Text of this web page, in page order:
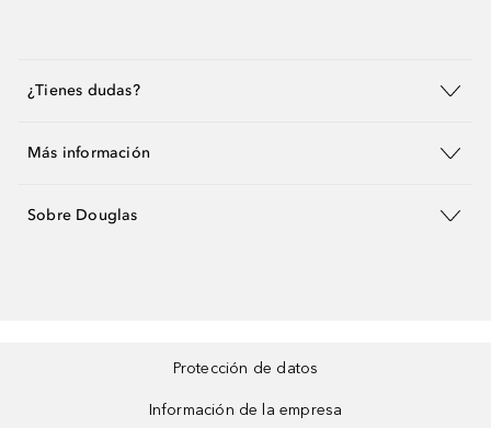
¿Tienes dudas?
Más información
Sobre Douglas
Protección de datos
Información de la empresa